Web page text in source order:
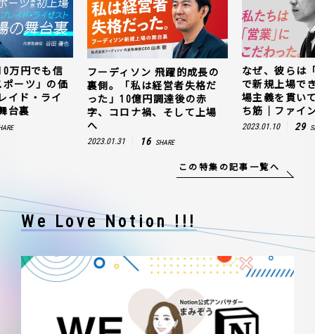
万円でも信
ーツ」の価
イド・ライ
台裏
フーディソン 飛躍的成長の
裏側。「私は経営者失格だ
った」10億円調達後の赤
字、コロナ禍、そして上場
へ
2023.01.31 16 SHARE
なぜ、彼らは
で新規上場で
場主義を貫い
ち筋｜ファイ
2023.01.10 29
この特集の記事一覧へ
We Love Notion !!!